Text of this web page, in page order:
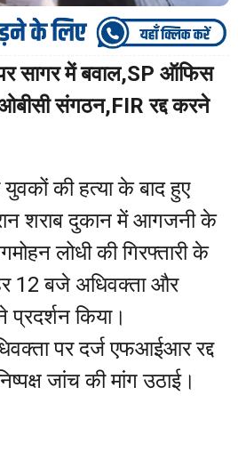
पर सागर में बवाल,SP ऑफिस
संगठन,FIR रद्द करने
की हत्या के बाद हुए
शराब दुकान में आगजनी के
लोधी की गिरफ्तारी के
12 बजे अधिवक्ता और
प्रदर्शन किया।
पर दर्ज एफआईआर रद्द
जांच की मांग उठाई।